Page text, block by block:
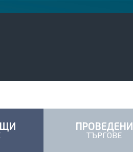
ПРОВЕДЕНИ
ТЪРГОВЕ